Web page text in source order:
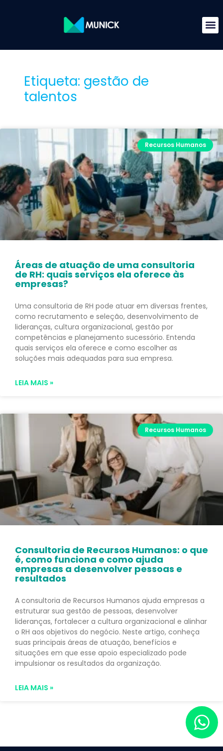
Etiqueta: gestão de
talentos
Recursos Humanos
Áreas de atuação de uma consultoria
de RH: quais serviços ela oferece às
empresas?
Uma consultoria de RH pode atuar em diversas frentes,
como recrutamento e seleção, desenvolvimento de
lideranças, cultura organizacional, gestão por
competências e planejamento sucessório. Entenda
quais serviços ela oferece e como escolher as
soluções mais adequadas para sua empresa.
LEIA MAIS »
Recursos Humanos
Consultoria de Recursos Humanos: o que
é, como funciona e como ajuda
empresas a desenvolver pessoas e
resultados
A consultoria de Recursos Humanos ajuda empresas a
estruturar sua gestão de pessoas, desenvolver
lideranças, fortalecer a cultura organizacional e alinhar
o RH aos objetivos do negócio. Neste artigo, conheça
suas principais áreas de atuação, benefícios e
situações em que esse apoio especializado pode
impulsionar os resultados da organização.
LEIA MAIS »